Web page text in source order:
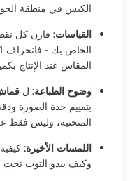
الكبس في منطقة
القياسات: قارن كل
المقاس عند الإنتاج
وضوح الطباعة: ل
بتقييم حدة الصورة
المنحنية، وليس فقط
اللمسات الأخيرة:
وكيف يبدو الثوب تحت